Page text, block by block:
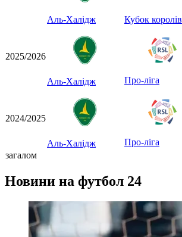
Аль-Халідж Кубок королів
2025/2026
Аль-Халідж Про-ліга
2024/2025
Аль-Халідж Про-ліга
загалом
Новини на футбол 24